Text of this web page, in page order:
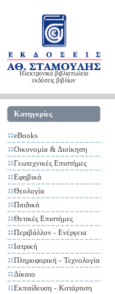
Ηλεκτρονικό βιβλιοπωλείο
εκδόσεις βιβλίων
Κατηγορίες
eBooks
Οικονομία & Διοίκηση
Γεωτεχνικές Επιστήμες
Εφηβικά
Θεολογία
Παιδικά
Θετικές Επιστήμες
Περιβάλλον - Ενέργεια
Ιατρική
Πληροφορική - Τεχνολογία
Δίκαιο
Εκπαίδευση - Κατάρτιση